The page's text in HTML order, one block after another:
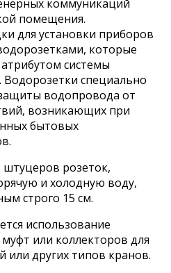
коммуникаций
помещения.
для установки приборов
которые
системы
специально
водопровода от
возникающих при
бытовых
штуцеров розеток,
и холодную воду,
строго 15 см.
использование
или коллекторов для
или других типов кранов.